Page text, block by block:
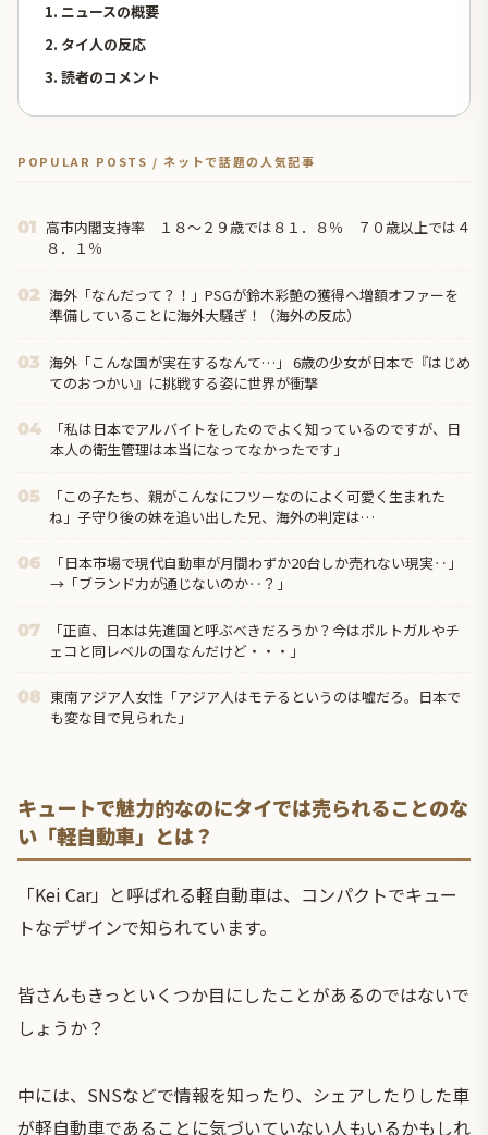
1. ニュースの概要
2. タイ人の反応
3. 読者のコメント
POPULAR POSTS / ネットで話題の人気記事
01 高市内閣支持率 １８～２９歳では８１．８％ ７０歳以上では４
８．１％
02 海外「なんだって？！」PSGが鈴木彩艶の獲得へ増額オファーを
準備していることに海外大騒ぎ！（海外の反応）
03 海外「こんな国が実在するなんて…」 6歳の少女が日本で『はじめ
てのおつかい』に挑戦する姿に世界が衝撃
04
「私は日本でアルバイトをしたのでよく知っているのですが、日
本人の衛生管理は本当になってなかったです」
05
「この子たち、親がこんなにフツーなのによく可愛く生まれた
ね」子守り後の妹を追い出した兄、海外の判定は…
06
「日本市場で現代自動車が月間わずか20台しか売れない現実‥」
→「ブランド力が通じないのか‥？」
07
「正直、日本は先進国と呼ぶべきだろうか？今はポルトガルやチ
ェコと同レベルの国なんだけど・・・」
08 東南アジア人女性「アジア人はモテるというのは嘘だろ。日本で
も変な目で見られた」
キュートで魅力的なのにタイでは売られることのな
い「軽自動車」とは？
「Kei Car」と呼ばれる軽自動車は、コンパクトでキュー
トなデザインで知られています。
皆さんもきっといくつか目にしたことがあるのではないで
しょうか？
中には、SNSなどで情報を知ったり、シェアしたりした車
が軽自動車であることに気づいていない人もいるかもしれ